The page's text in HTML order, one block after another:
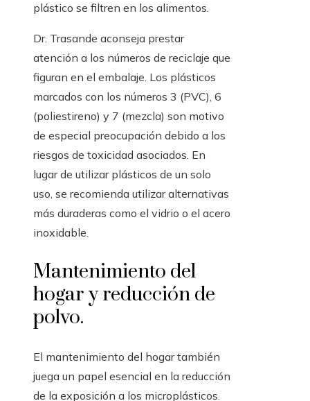
plástico se filtren en los alimentos.
Dr. Trasande aconseja prestar
atención a los números de reciclaje que
figuran en el embalaje. Los plásticos
marcados con los números 3 (PVC), 6
(poliestireno) y 7 (mezcla) son motivo
de especial preocupación debido a los
riesgos de toxicidad asociados. En
lugar de utilizar plásticos de un solo
uso, se recomienda utilizar alternativas
más duraderas como el vidrio o el acero
inoxidable.
Mantenimiento del
hogar y reducción de
polvo.
El mantenimiento del hogar también
juega un papel esencial en la reducción
de la exposición a los microplásticos.